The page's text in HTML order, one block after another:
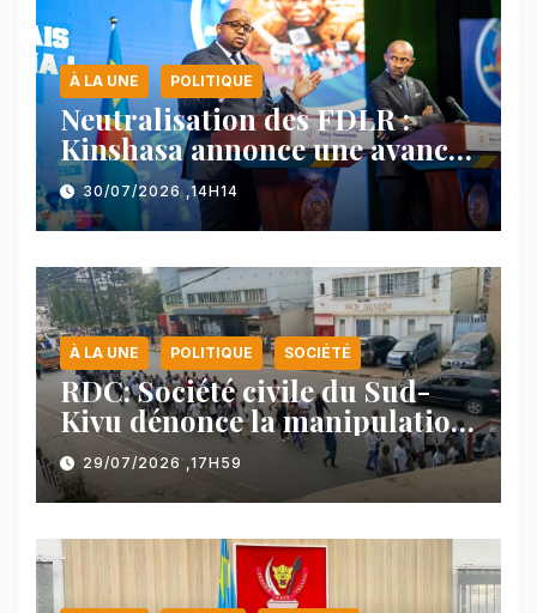
À LA UNE POLITIQUE
Neutralisation des FDLR :
Kinshasa annonce une avancée
majeure et maintient sa ligne
face au Rwanda
30/07/2026 ,14H14
À LA UNE POLITIQUE SOCIÉTÉ
RDC: Société civile du Sud-
Kivu dénonce la manipulation
des manifestations par
l’AFC/M23
29/07/2026 ,17H59